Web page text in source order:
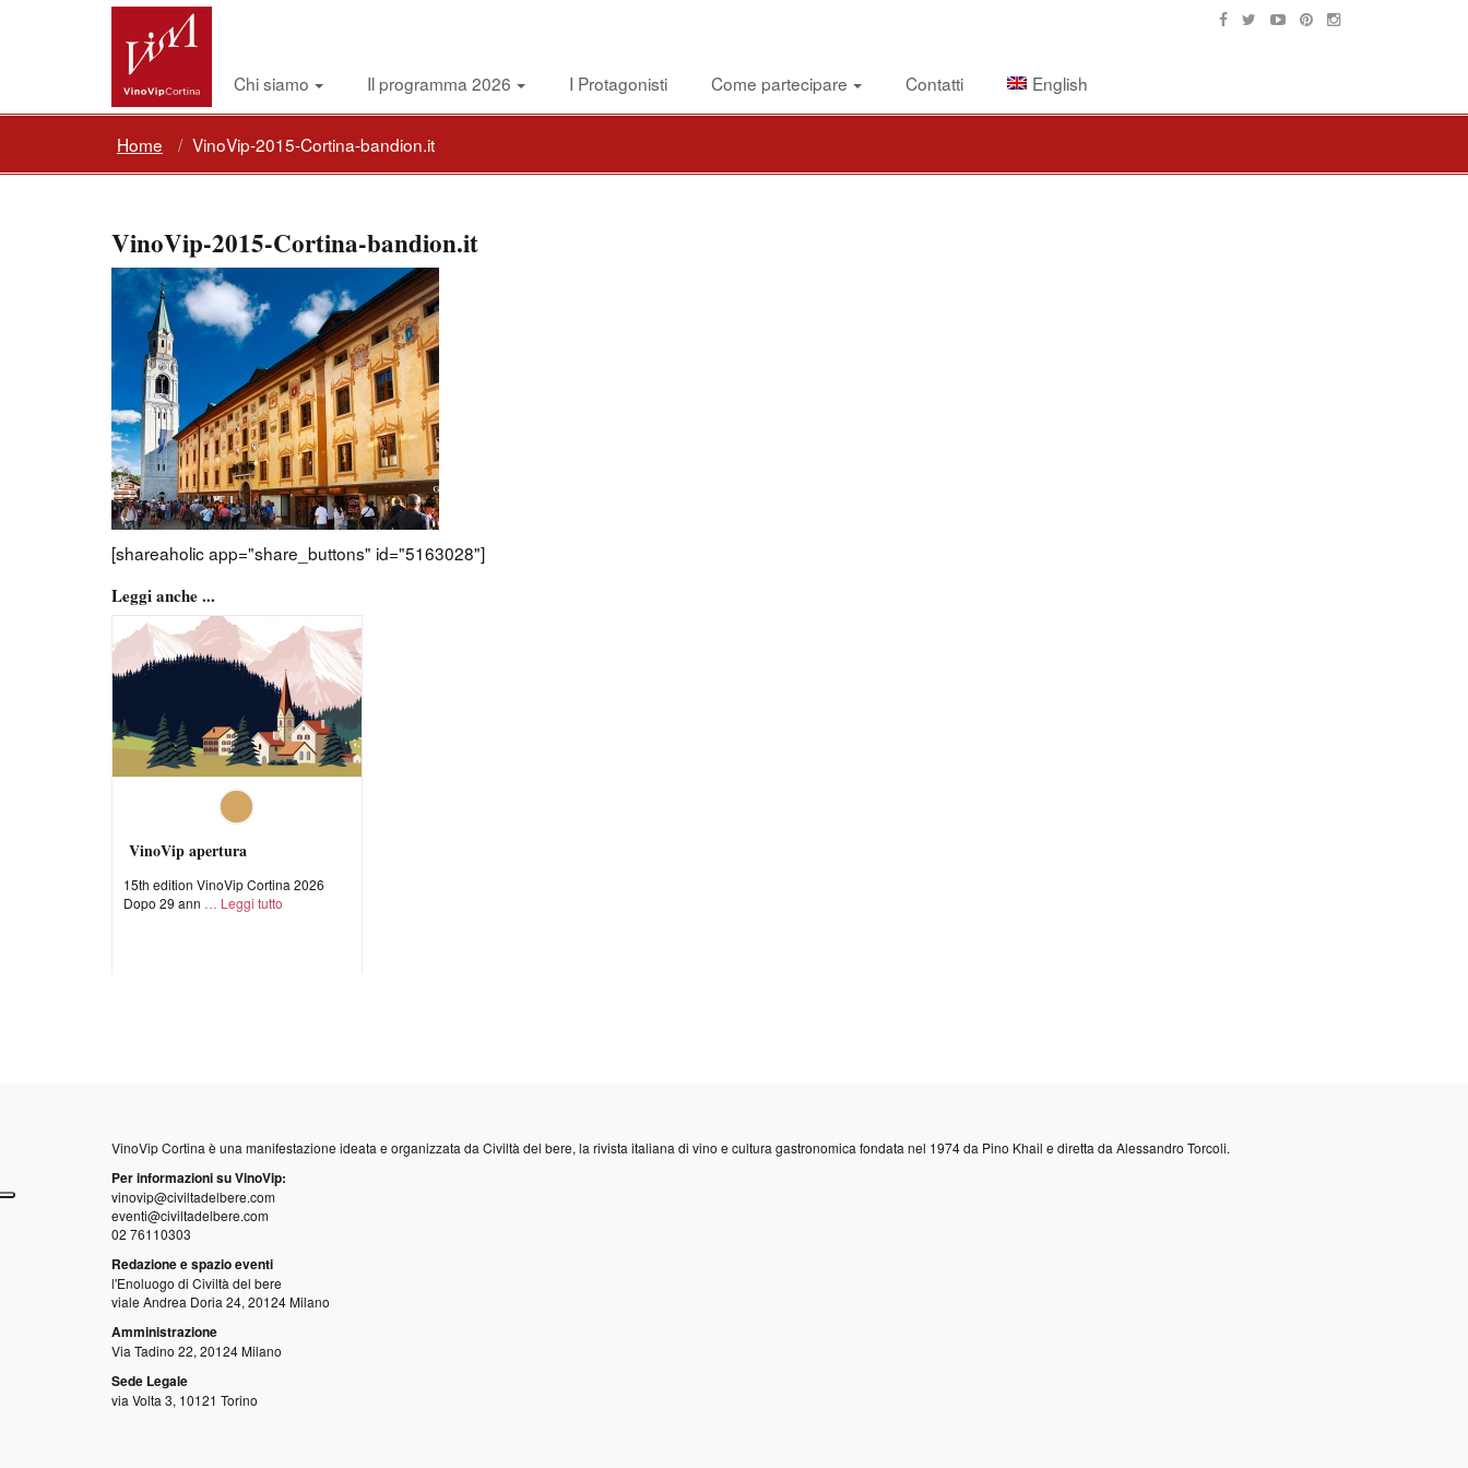
Chi siamo Il programma 2026 I Protagonisti Come partecipare Contatti English
Home VinoVip-2015-Cortina-bandion.it
VinoVip-2015-Cortina-bandion.it
[shareaholic app="share_buttons" id="5163028"]
Leggi anche ...
VinoVip apertura
15th edition VinoVip Cortina 2026
Dopo 29 ann
Leggi tutto
VinoVip Cortina è una manifestazione ideata e organizzata da Civiltà del bere, la rivista italiana di vino e cultura gastronomica fondata nel 1974 da Pino Khail e diretta da Alessandro Torcoli.
Per informazioni su VinoVip:
vinovip@civiltadelbere.com
eventi@civiltadelbere.com
02 76110303
Redazione e spazio eventi
l'Enoluogo di Civiltà del bere
viale Andrea Doria 24, 20124 Milano
Amministrazione
Via Tadino 22, 20124 Milano
Sede Legale
via Volta 3, 10121 Torino